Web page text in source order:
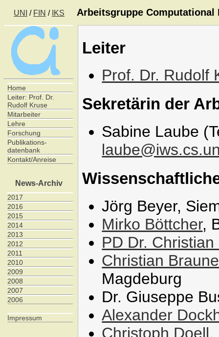
UNI / FIN / IKS Arbeitsgruppe Computational
Home
Leiter: Prof. Dr.
Rudolf Kruse
Mitarbeiter
Lehre
Forschung
Publikations-
datenbank
Kontakt/Anreise
News-Archiv
2017
2016
2015
2014
2013
2012
2011
2010
2009
2008
2007
2006
Impressum
Leiter
Prof. Dr. Rudolf
Sekretärin der
Sabine Laube
Jörg Beyer,
Mirko Böttcher,
PD Dr.
Christian Braune
Magdeburg
Dr. Giuseppe
Alexander
Christoph Doell,